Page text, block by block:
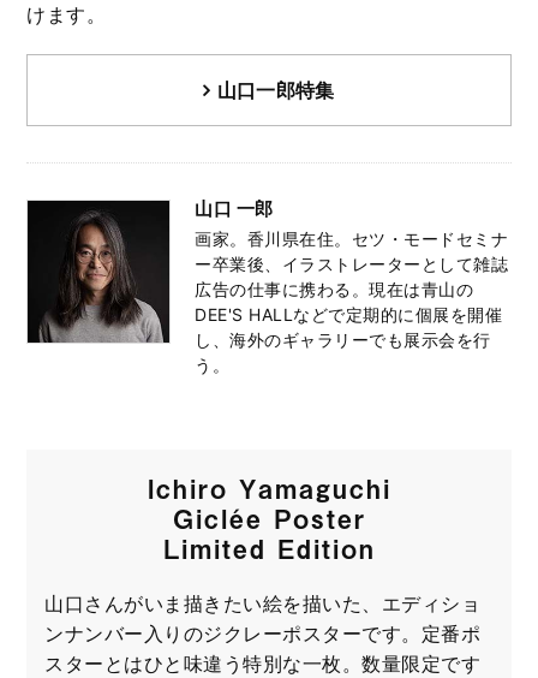
けます。
山口一郎特集
山口 一郎
画家。香川県在住。セツ・モードセミナ
ー卒業後、イラストレーターとして雑誌
広告の仕事に携わる。現在は青山の
DEE'S HALLなどで定期的に個展を開催
し、海外のギャラリーでも展示会を行
う。
Ichiro Yamaguchi
Giclée Poster
Limited Edition
山口さんがいま描きたい絵を描いた、エディショ
ンナンバー入りのジクレーポスターです。定番ポ
スターとはひと味違う特別な一枚。数量限定です